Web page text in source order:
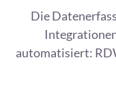
Die
automatisiert: